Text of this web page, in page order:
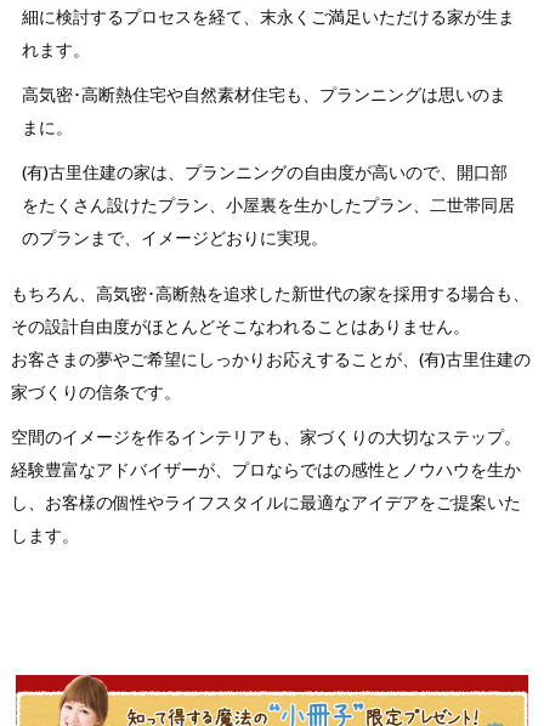
細に検討するプロセスを経て、末永くご満足いただける家が生ま
れます。
高気密･高断熱住宅や自然素材住宅も、プランニングは思いのま
まに。
(有)古里住建の家は、プランニングの自由度が高いので、開口部
をたくさん設けたプラン、小屋裏を生かしたプラン、二世帯同居
のプランまで、イメージどおりに実現。
もちろん、高気密･高断熱を追求した新世代の家を採用する場合も、
その設計自由度がほとんどそこなわれることはありません。
お客さまの夢やご希望にしっかりお応えすることが、(有)古里住建の
家づくりの信条です。
空間のイメージを作るインテリアも、家づくりの大切なステップ。
経験豊富なアドバイザーが、プロならではの感性とノウハウを生か
し、お客様の個性やライフスタイルに最適なアイデアをご提案いた
します。